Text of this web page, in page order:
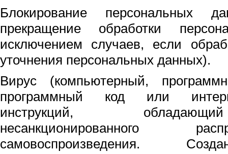
Блокирование персональных
прекращение обработки
исключением случаев, если
уточнения персональных данных).
Вирус (компьютерный,
программный код или
инструкций,
несанкционированного
самовоспроизведения.